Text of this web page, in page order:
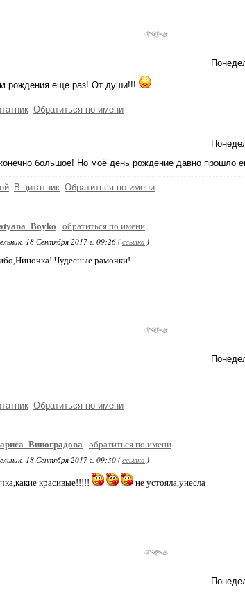
рождения еще раз! От души!!!
Обратиться по имени
большое! Но моё день рождение давно прошло
В цитатник Обратиться по имени
обратиться по имени
18 Сентября 2017 г. 09:26 (ссылка )
Чудесные рамочки!
Обратиться по имени
обратиться по имени
18 Сентября 2017 г. 09:30 (ссылка )
красивые!!!!! не устояла,унесла